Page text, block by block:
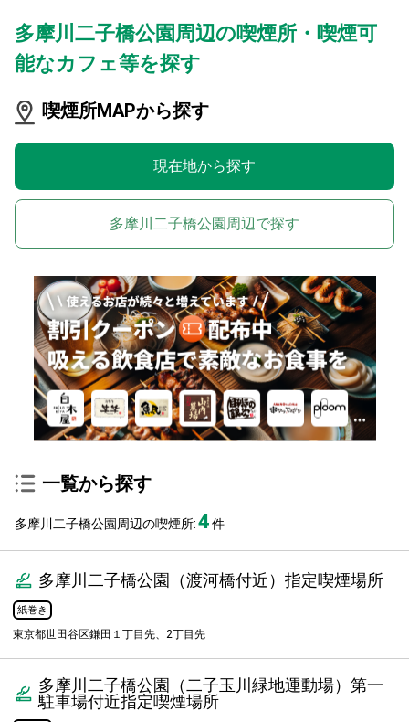
多摩川二子橋公園周辺の喫煙所・喫煙可
能なカフェ等を探す
喫煙所MAPから探す
現在地から探す
多摩川二子橋公園周辺で探す
一覧から探す
多摩川二子橋公園周辺の喫煙所:4件
多摩川二子橋公園（渡河橋付近）指定喫煙場所
紙巻き
東京都世田谷区鎌田１丁目先、2丁目先
多摩川二子橋公園（二子玉川緑地運動場）第一
駐車場付近指定喫煙場所